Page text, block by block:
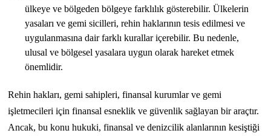
ülkeye ve bölgeden bölgeye farklılık gösterebilir. Ülkelerin
yasaları ve gemi sicilleri, rehin haklarının tesis edilmesi ve
uygulanmasına dair farklı kurallar içerebilir. Bu nedenle,
ulusal ve bölgesel yasalara uygun olarak hareket etmek
önemlidir.
Rehin hakları, gemi sahipleri, finansal kurumlar ve gemi
işletmecileri için finansal esneklik ve güvenlik sağlayan bir araçtır.
Ancak, bu konu hukuki, finansal ve denizcilik alanlarının kesiştiği